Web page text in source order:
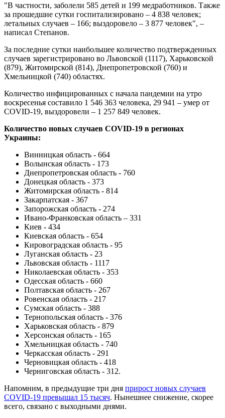
"В частности, заболели 585 детей и 199 медработников. Также
за прошедшие сутки госпитализировано – 4 838 человек;
летальных случаев – 166; выздоровело – 3 877 человек", –
написал Степанов.
За последние сутки наибольшее количество подтвержденных
случаев зарегистрировано во Львовской (1117), Харьковской
(879), Житомирской (814), Днепропетровской (760) и
Хмельницкой (740) областях.
Количество инфицированных с начала пандемии на утро
воскресенья составило 1 546 363 человека, 29 941 – умер от
COVID-19, выздоровели – 1 257 849 человек.
Количество новых случаев COVID-19 в регионах
Украины:
Винницкая область - 664
Волынская область - 173
Днепропетровская область - 760
Донецкая область - 373
Житомирская область - 814
Закарпатская - 367
Запорожская область - 274
Ивано-Франковская область – 331
Киев - 434
Киевская область - 654
Кировоградская область - 95
Луганская область - 23
Львовская область - 1117
Николаевская область - 353
Одесская область - 660
Полтавская область - 267
Ровенская область - 217
Сумская область - 388
Тернопольская область - 376
Харьковская область - 879
Херсонская область - 165
Хмельницкая область - 740
Черкасская область - 291
Черновицкая область - 418
Черниговская область - 312.
Напомним, в предыдущие три дня прирост новых случаев
COVID-19 превышал 15 тысяч. Нынешнее снижение, скорее
всего, связано с выходными днями.